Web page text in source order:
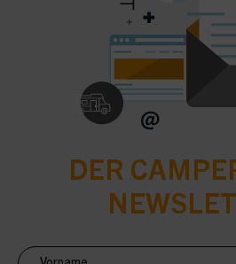
DER
Newsletter